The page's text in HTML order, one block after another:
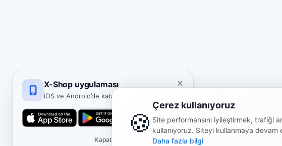
X-Shop uygulaması
iOS ve Android’de katalog ve satın alma.
Kapat
🍪
Çerez kullanıyoruz
Site performansını iyileştirmek, trafiği
kullanıyoruz. Siteyi kullanmaya devam
Daha fazla bilgi